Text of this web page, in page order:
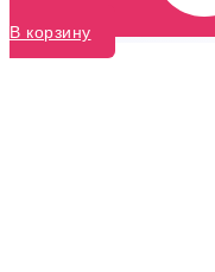
В корзину